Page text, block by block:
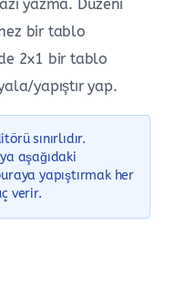
yazma. Düzeni
bir tablo
2x1 bir tablo
yapıştır yap.
sınırlıdır.
aşağıdaki
yapıştırmak her
verir.